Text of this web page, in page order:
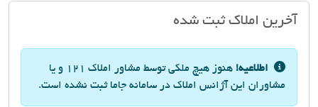
آخرین املاک ثبت شده
اطلاعیه!
هنوز هیچ ملکی توسط مشاور املاک 121 و یا
مشاوران این آژانس املاک در سامانه جاما ثبت نشده است.